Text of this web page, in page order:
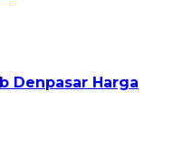
Denpasar Harga